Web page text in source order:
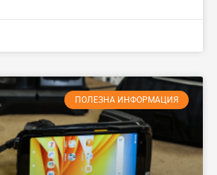
ПОЛЕЗНА ИНФОРМАЦИЯ